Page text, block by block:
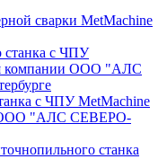
сварки MetMachine
с ЧПУ MetMachine
ООО "АЛС СЕВЕРО-